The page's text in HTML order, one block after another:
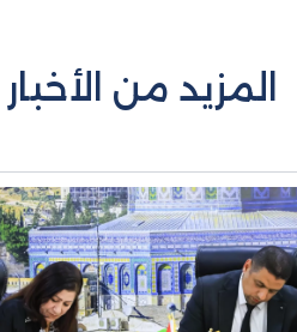
المزيد من الأخبار